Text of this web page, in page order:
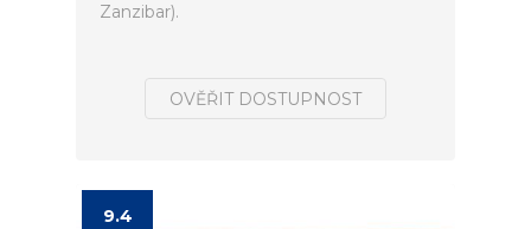
Zanzibar).
OVĚŘIT DOSTUPNOST
9.4